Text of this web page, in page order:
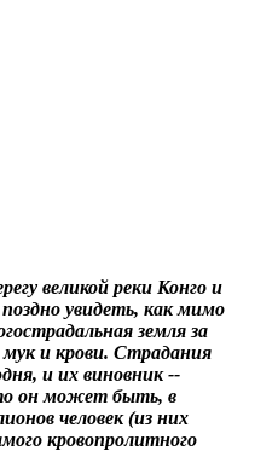
великой реки Конго и
увидеть, как мимо
земля за
мук и крови. Страдания
и их виновник --
он может быть, в
человек (из них
кровопролитного